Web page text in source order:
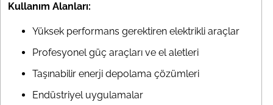
Kullanım Alanları:
Yüksek performans gerektiren elektrikli araçlar
Profesyonel güç araçları ve el aletleri
Taşınabilir enerji depolama çözümleri
Endüstriyel uygulamalar